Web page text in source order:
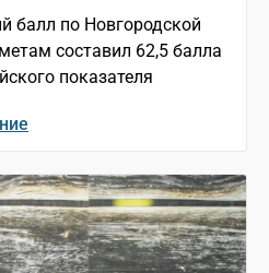
балл по Новгородской
составил 62,5 балла
показателя